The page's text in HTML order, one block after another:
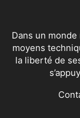
Dans un
moyens
la liberté de